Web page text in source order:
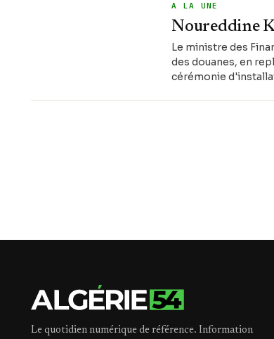
A LA UNE
Noureddine
Le ministre des
des douanes, en
cérémonie
Le quotidien numérique de référence. Information